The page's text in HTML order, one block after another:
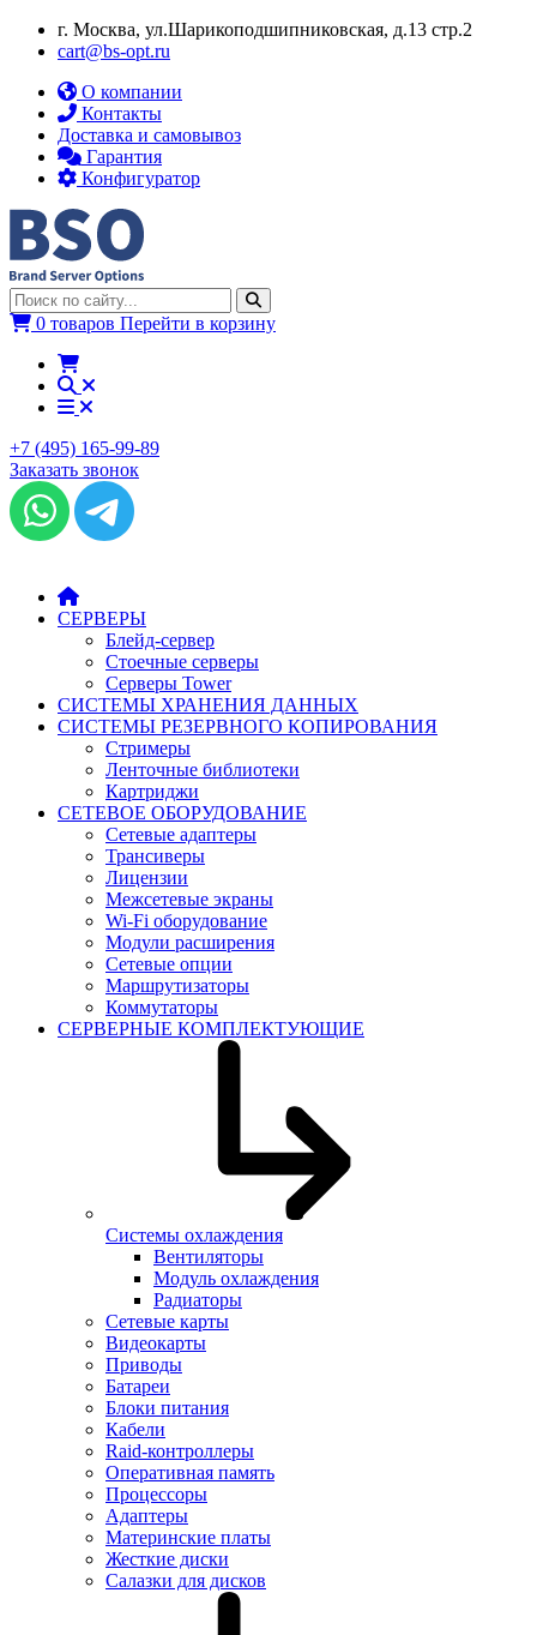
г. Москва, ул.​​Шарикоподшипниковская, д.13 стр.2
cart@bs-opt.ru
О компании
Контакты
Доставка и самовывоз
Гарантия
Конфигуратор
0 товаров Перейти в корзину
+7 (495) 165-99-89
Заказать звонок
СЕРВЕРЫ
Блейд-сервер
Стоечные серверы
Серверы Tower
СИСТЕМЫ ХРАНЕНИЯ ДАННЫХ
СИСТЕМЫ РЕЗЕРВНОГО КОПИРОВАНИЯ
Стримеры
Ленточные библиотеки
Картриджи
СЕТЕВОЕ ОБОРУДОВАНИЕ
Сетевые адаптеры
Трансиверы
Лицензии
Межсетевые экраны
Wi-Fi оборудование
Модули расширения
Сетевые опции
Маршрутизаторы
Коммутаторы
СЕРВЕРНЫЕ КОМПЛЕКТУЮЩИЕ
Системы охлаждения
Вентиляторы
Модуль охлаждения
Радиаторы
Сетевые карты
Видеокарты
Приводы
Батареи
Блоки питания
Кабели
Raid-контроллеры
Оперативная память
Процессоры
Адаптеры
Материнские платы
Жесткие диски
Салазки для дисков